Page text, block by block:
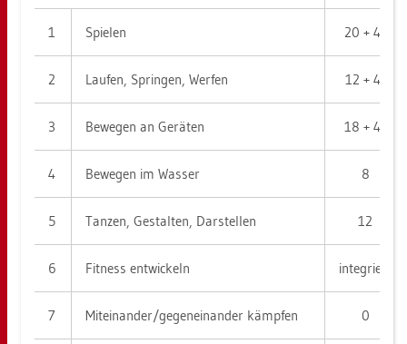
1 Spie­len 20 + 4*
2 Lau­fen, Sprin­gen, Wer­fen 12 + 4*
3 Be­we­gen an Ge­rä­ten 18 + 4*
4 Be­we­gen im Was­ser 8
5 Tan­zen, Ge­stal­ten, Dar­stel­len 12
6 Fit­ness ent­wi­ckeln in­te­griert
7 Mit­ein­an­der/ge­gen­ein­an­der kämp­fen 0